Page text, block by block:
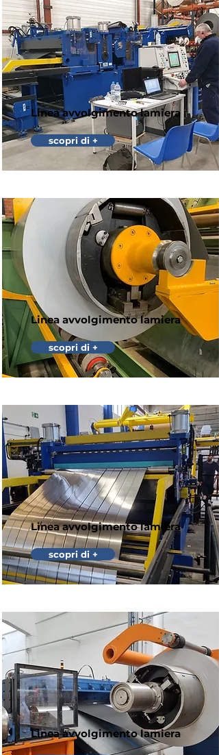
Linea avvolgimento lamiera
scopri di +
Linea avvolgimento lamiera
scopri di +
Linea avvolgimento lamiera
scopri di +
Linea avvolgimento lamiera